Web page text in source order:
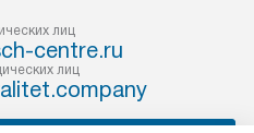
пройти
лиц
centre.ru
лиц